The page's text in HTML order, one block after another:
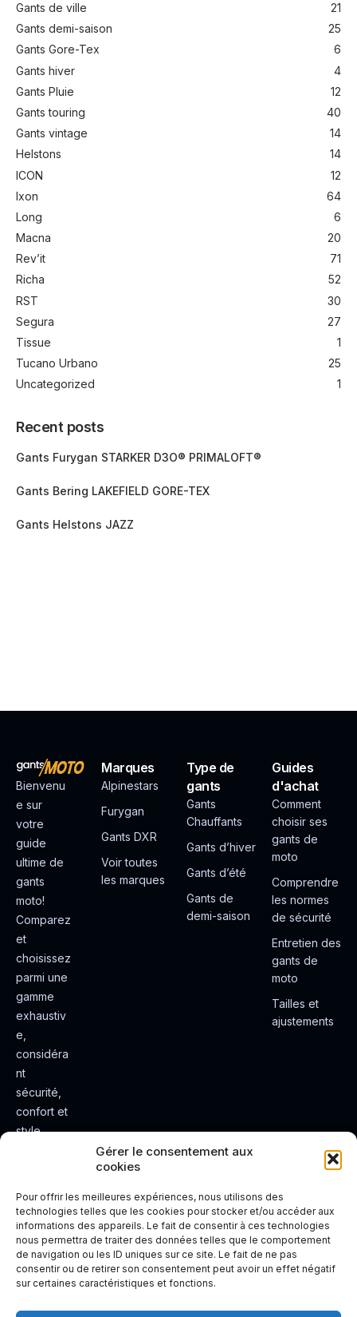
Gérer le consentement aux
cookies
Pour offrir les meilleures expériences, nous utilisons des
technologies telles que les cookies pour stocker et/ou accéder aux
informations des appareils. Le fait de consentir à ces technologies
nous permettra de traiter des données telles que le comportement
de navigation ou les ID uniques sur ce site. Le fait de ne pas
consentir ou de retirer son consentement peut avoir un effet négatif
sur certaines caractéristiques et fonctions.
Gants de ville
21
Gants demi-saison
25
Gants Gore-Tex
6
Gants hiver
4
Gants Pluie
12
Gants touring
40
Gants vintage
14
Helstons
14
ICON
12
Ixon
64
Long
6
Macna
20
Rev’it
71
Richa
52
RST
30
Segura
27
Tissue
1
Tucano Urbano
25
Uncategorized
1
Recent posts
Gants Furygan STARKER D3O® PRIMALOFT®
Gants Bering LAKEFIELD GORE-TEX
Gants Helstons JAZZ
Bienvenu
e sur
votre
guide
ultime de
gants
moto!
Comparez
et
choisissez
parmi une
gamme
exhaustiv
e,
considéra
nt
sécurité,
confort et
style.
e de
conduite
plus sûre
et plus
agréable.
Marques
Alpinestars
Furygan
Gants DXR
Voir toutes
les marques
Type de
gants
Gants
Chauffants
Gants d’hiver
Gants d’été
Gants de
demi-saison
Guides
d'achat
Comment
choisir ses
gants de
moto
Comprendre
les normes
de sécurité
Entretien des
gants de
moto
Tailles et
ajustements